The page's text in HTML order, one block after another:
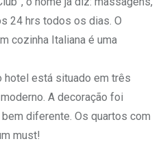
24 hrs todos os dias. O
cozinha Italiana é uma
hotel está situado em três
A decoração foi
diferente. Os quartos com
must!